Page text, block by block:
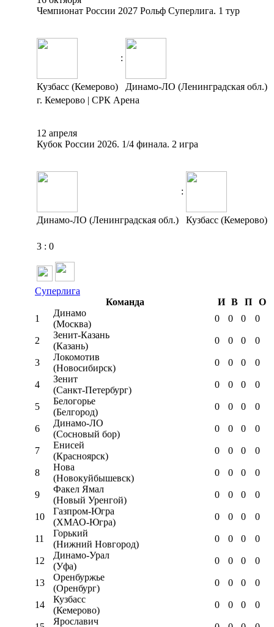
Чемпионат России 2027 Рольф Суперлига. 1 тур
:
Кузбасс (Кемерово)
Динамо-ЛО (Ленинградская обл.)
г. Кемерово | СРК Арена
12 апреля
Кубок России 2026. 1/4 финала. 2 игра
:
Динамо-ЛО (Ленинградская обл.) Кузбасс (Кемерово)
3 : 0
Суперлига
Команда
И В П
О
1
Динамо
(Москва)
0 0 0 0
2
Зенит-Казань
(Казань)
0 0 0 0
3
Локомотив
(Новосибирск)
0 0 0 0
4
Зенит
(Санкт-Петербург)
0 0 0 0
5
Белогорье
(Белгород)
0 0 0 0
6
Динамо-ЛО
(Сосновый бор)
0 0 0 0
7
Енисей
(Красноярск)
0 0 0 0
8
Нова
(Новокуйбышевск)
0 0 0 0
9
Факел Ямал
(Новый Уренгой)
0 0 0 0
10
Газпром-Югра
(ХМАО-Югра)
0 0 0 0
11
Горький
(Нижний Новгород)
0 0 0 0
12
Динамо-Урал
(Уфа)
0 0 0 0
13
Оренбуржье
(Оренбург)
0 0 0 0
14
Кузбасс
(Кемерово)
0 0 0 0
Ярославич